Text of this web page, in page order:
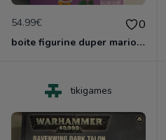
54.99€ 0
boite figurine duper mario shfiguarts neuve scelle
tikigames